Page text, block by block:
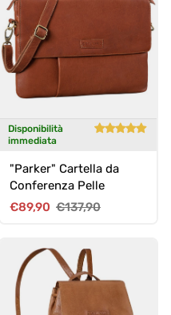
Disponibilità
immediata
"Parker" Cartella da
Conferenza Pelle
Prezzo di vendita
€89,90 Prezzo normale
€137,90